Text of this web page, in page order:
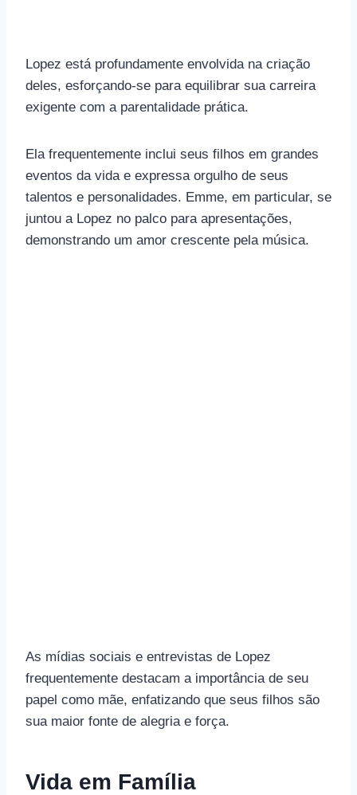
Lopez está profundamente envolvida na criação
deles, esforçando-se para equilibrar sua carreira
exigente com a parentalidade prática.
Ela frequentemente inclui seus filhos em grandes
eventos da vida e expressa orgulho de seus
talentos e personalidades. Emme, em particular, se
juntou a Lopez no palco para apresentações,
demonstrando um amor crescente pela música.
As mídias sociais e entrevistas de Lopez
frequentemente destacam a importância de seu
papel como mãe, enfatizando que seus filhos são
sua maior fonte de alegria e força.
Vida em Família